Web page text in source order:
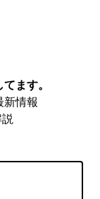
ます。
新情報